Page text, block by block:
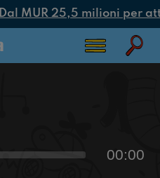
Dal MUR 25,5 milioni per
00:00